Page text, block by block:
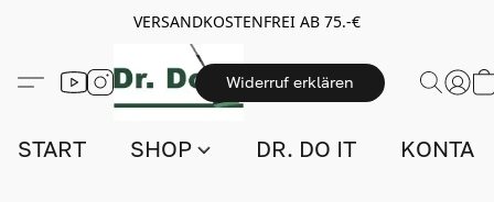
VERSANDKOSTENFREI AB 75.-€
Widerruf erklären
START SHOP DR. DO IT